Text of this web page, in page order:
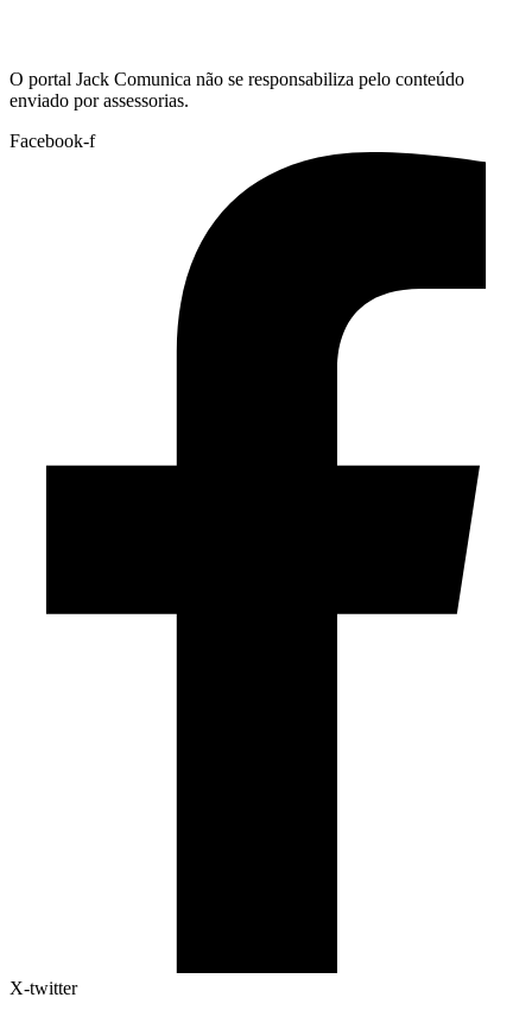
O portal Jack Comunica não se responsabiliza pelo conteúdo
enviado por assessorias.
Facebook-f
X-twitter